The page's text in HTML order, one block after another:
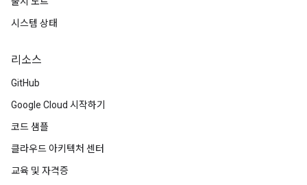
시스템 상태
리소스
GitHub
Google Cloud 시작하기
코드 샘플
클라우드 아키텍처 센터
교육 및 자격증